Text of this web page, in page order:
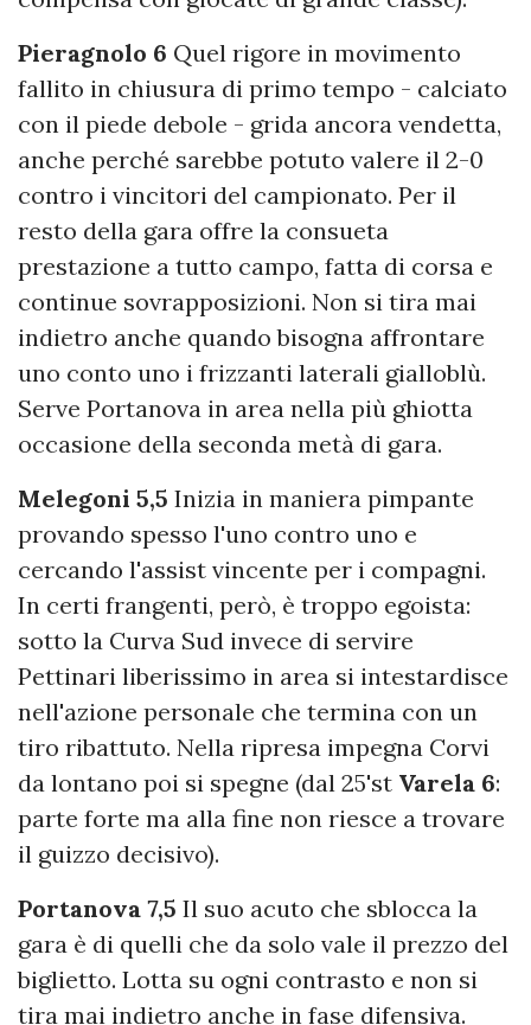
Pieragnolo 6 Quel rigore in movimento
fallito in chiusura di primo tempo - calciato
con il piede debole - grida ancora vendetta,
anche perché sarebbe potuto valere il 2-0
contro i vincitori del campionato. Per il
resto della gara offre la consueta
prestazione a tutto campo, fatta di corsa e
continue sovrapposizioni. Non si tira mai
indietro anche quando bisogna affrontare
uno conto uno i frizzanti laterali gialloblù.
Serve Portanova in area nella più ghiotta
occasione della seconda metà di gara.
Melegoni 5,5 Inizia in maniera pimpante
provando spesso l'uno contro uno e
cercando l'assist vincente per i compagni.
In certi frangenti, però, è troppo egoista:
sotto la Curva Sud invece di servire
Pettinari liberissimo in area si intestardisce
nell'azione personale che termina con un
tiro ribattuto. Nella ripresa impegna Corvi
da lontano poi si spegne (dal 25'st Varela 6:
parte forte ma alla fine non riesce a trovare
il guizzo decisivo).
Portanova 7,5 Il suo acuto che sblocca la
gara è di quelli che da solo vale il prezzo del
biglietto. Lotta su ogni contrasto e non si
tira mai indietro anche in fase difensiva.